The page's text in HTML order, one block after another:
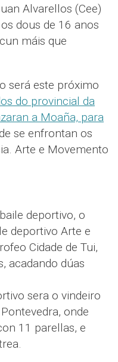
Alvarellos (Cee)
dous de 16 anos
máis que
será este próximo
do provincial da
a Moaña, para
se enfrontan os
Arte e Movemento
deportivo, o
deportivo Arte e
Cidade de Tui,
acadando dúas
sera o vindeiro
onde
11 parellas, e